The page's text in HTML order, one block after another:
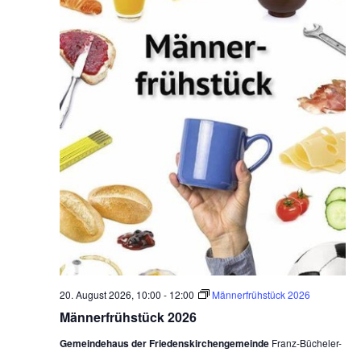
Männerfrühstück 2026
20. August 2026, 10:00 - 12:00 Männerfrühstück 2026
Gemeindehaus der Friedenskirchengemeinde Franz-Bücheler-